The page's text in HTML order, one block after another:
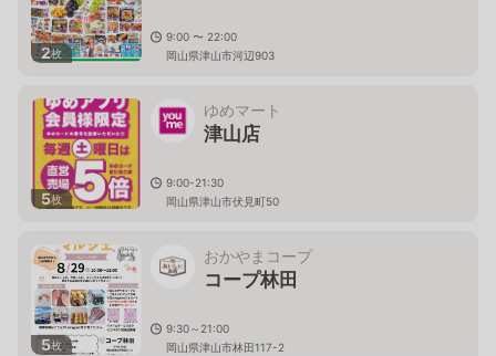
2枚
9:00 〜 22:00
岡山県津山市河辺903
5枚
ゆめマート
津山店
9:00-21:30
岡山県津山市伏見町50
5枚
おかやまコープ
コープ林田
9:30～21:00
岡山県津山市林田117-2